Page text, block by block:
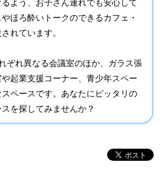
よう、お子さん連れでも安心して
ほろ酔いトークのできるカフェ・
れています。
ぞれ異なる会議室のほか、ガラス張
起業支援コーナー、青少年スペー
ペースです。あなたにピッタリの
を探してみませんか？